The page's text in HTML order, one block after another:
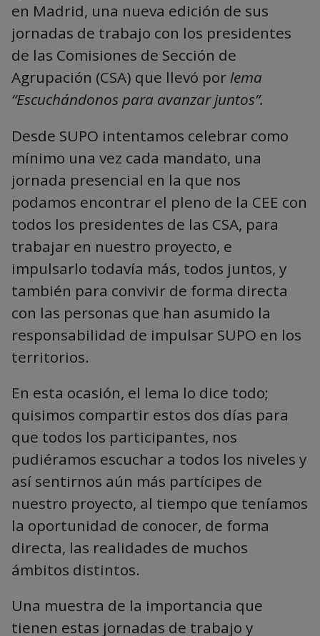
en Madrid, una nueva edición de sus
jornadas de trabajo con los presidentes
de las Comisiones de Sección de
Agrupación (CSA) que llevó porlema
“Escuchándonos para avanzar juntos”.
Desde SUPO intentamos celebrar como
mínimo una vez cada mandato, una
jornada presencial en la que nos
podamos encontrar el pleno de la CEE con
todos los presidentes de las CSA, para
trabajar en nuestro proyecto, e
impulsarlo todavía más, todos juntos, y
también para convivir de forma directa
con las personas que han asumido la
responsabilidad de impulsar SUPO en los
territorios.
En esta ocasión, el lema lo dice todo;
quisimos compartir estos dos días para
que todos los participantes, nos
pudiéramos escuchar a todos los niveles y
así sentirnos aún más partícipes de
nuestro proyecto, al tiempo que teníamos
la oportunidad de conocer, de forma
directa, las realidades de muchos
ámbitos distintos.
Una muestra de la importancia que
tienen estas jornadas de trabajo y